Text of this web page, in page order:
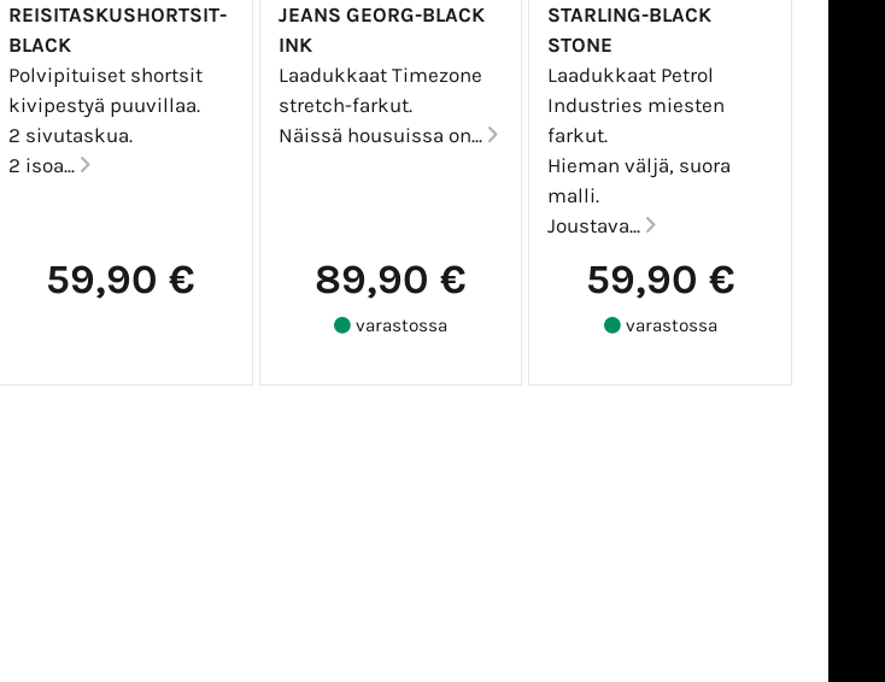
REISITASKUSHORTSIT-
BLACK
Polvipituiset shortsit
kivipestyä puuvillaa.
2 sivutaskua.
2 isoa...
59,90 €
JEANS GEORG-BLACK
INK
Laadukkaat Timezone
stretch-farkut.
Näissä housuissa on...
89,90 €
varastossa
STARLING-BLACK
STONE
Laadukkaat Petrol
Industries miesten
farkut.
Hieman väljä, suora
malli.
Joustava...
59,90 €
varastossa